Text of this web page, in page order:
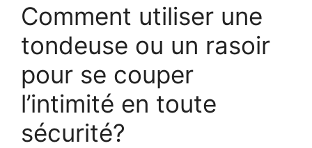
Comment utiliser une
tondeuse ou un rasoir
pour se couper
l’intimité en toute
sécurité?